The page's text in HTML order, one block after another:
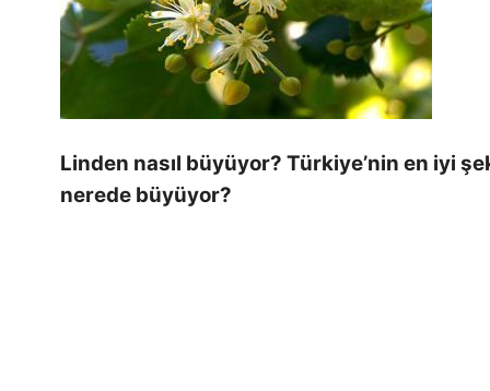
Linden nasıl büyüyor? Türkiye’nin en iyi
nerede büyüyor?